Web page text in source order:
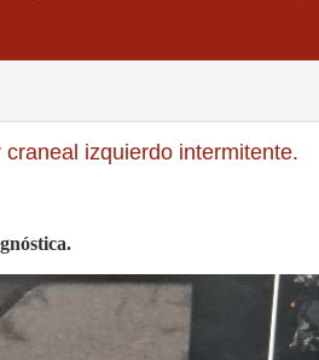
izquierdo intermitente.